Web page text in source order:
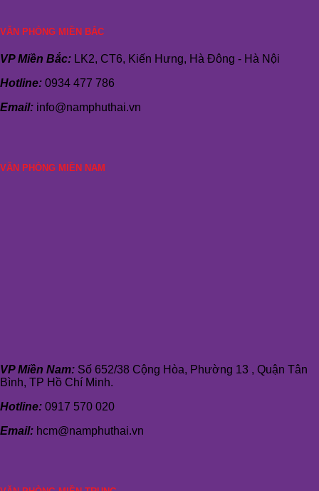
VĂN PHÒNG MIỀN BẮC
VP Miền Bắc: LK2, CT6, Kiến Hưng, Hà Đông - Hà Nội
Hotline: 0934 477 786
Email: info@namphuthai.vn
VĂN PHÒNG MIỀN NAM
VP Miền Nam: Số 652/38 Cộng Hòa, Phường 13 , Quận Tân
Bình, TP Hồ Chí Minh.
Hotline: 0917 570 020
Email: hcm@namphuthai.vn